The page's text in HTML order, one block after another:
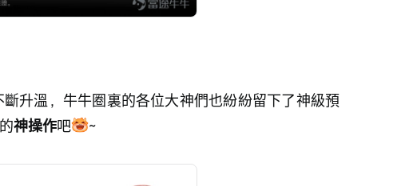
升溫，牛牛圈裏的各位大神們也紛紛留下了神級預
神操作吧 ~